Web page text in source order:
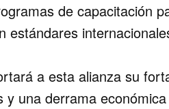
de capacitación
estándares
a esta alianza su
una derrama